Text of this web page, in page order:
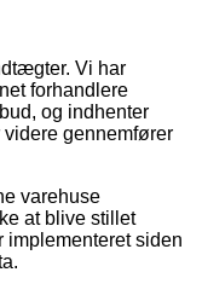
Vi har
forhandlere
og indhenter
gennemfører
varehuse
at blive stillet
implementeret siden